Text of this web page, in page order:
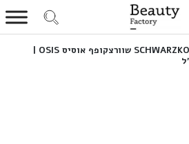
SCHWARZKOPF שוורצקופף אוסיס OSIS |